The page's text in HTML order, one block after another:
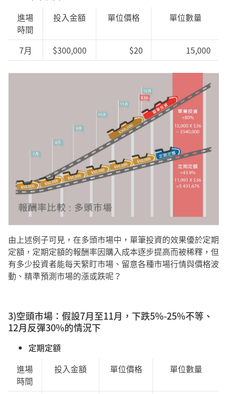
進場
時間
投入金額 單位價格 單位數量
7月 $300,000 $20 15,000
由上述例子可見，在多頭市場中，單筆投資的效果優於定期
定額，定期定額的報酬率因購入成本逐步提高而被稀釋，但
有多少投資者能每天緊盯市場、留意各種市場行情與價格波
動、精準預測市場的漲或跌呢？
3)空頭市場：假設7月至11月，下跌5%-25%不等、
12月反彈30%的情況下
定期定額
進場
時間
投入金額 單位價格 單位數量